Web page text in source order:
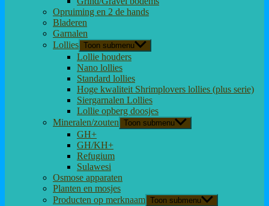
Opruiming en 2 de hands
Bladeren
Garnalen
Lollies Toon submenu
Lollie houders
Nano lollies
Standard lollies
Hoge kwaliteit Shrimplovers lollies (plus serie)
Siergarnalen Lollies
Lollie opberg doosjes
Mineralen/zouten Toon submenu
GH+
GH/KH+
Refugium
Sulawesi
Osmose apparaten
Planten en mosjes
Producten op merknaam Toon submenu